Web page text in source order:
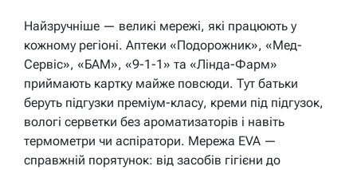
Найзручніше — великі мережі, які працюють у
кожному регіоні. Аптеки «Подорожник», «Мед-
Сервіс», «БАМ», «9-1-1» та «Лінда-Фарм»
приймають картку майже повсюди. Тут батьки
беруть підгузки преміум-класу, креми під підгузок,
вологі серветки без ароматизаторів і навіть
термометри чи аспіратори. Мережа EVA —
справжній порятунок: від засобів гігієни до